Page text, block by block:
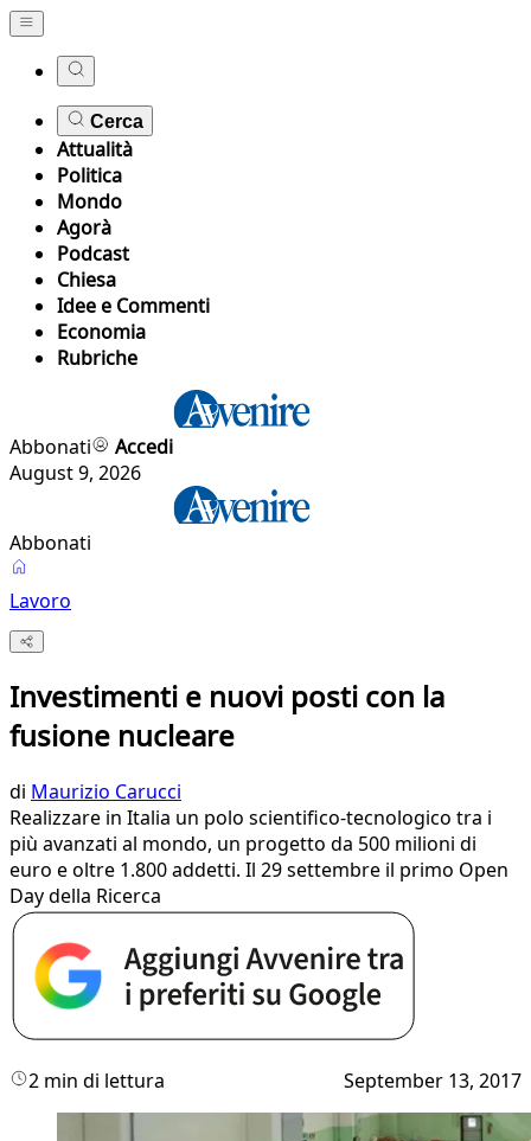
Cerca
Attualità
Politica
Mondo
Agorà
Podcast
Chiesa
Idee e Commenti
Economia
Rubriche
Abbonati
Accedi
August 9, 2026
Abbonati
Lavoro
Investimenti e nuovi posti con la
fusione nucleare
di Maurizio Carucci
Realizzare in Italia un polo scientifico-tecnologico tra i
più avanzati al mondo, un progetto da 500 milioni di
euro e oltre 1.800 addetti. Il 29 settembre il primo Open
Day della Ricerca
2 min di lettura September 13, 2017